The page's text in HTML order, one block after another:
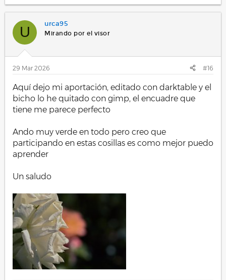
a
c
o
e
s
:
U
urca95
Mirando por el visor
29 Mar 2026 #16
Aquí dejo mi aportación, editado con darktable y el
bicho lo he quitado con gimp, el encuadre que
tiene me parece perfecto
Ando muy verde en todo pero creo que
participando en estas cosillas es como mejor puedo
aprender
Un saludo